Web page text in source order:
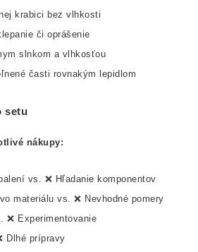
krabici bez vlhkosti
či oprášenie
slnkom a vlhkosťou
časti rovnakým lepidlom
setu
nákupy:
vs. ❌ Hľadanie komponentov
materiálu vs. ❌ Nevhodné pomery
❌ Experimentovanie
Dlhé prípravy